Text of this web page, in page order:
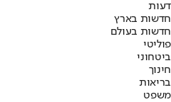
דעות
חדשות בארץ
חדשות בעולם
פוליטי
ביטחוני
חינוך
בריאות
משפט